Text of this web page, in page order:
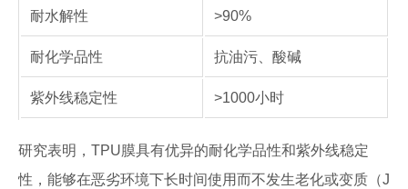
耐水解性 >90%
耐化学品性 抗油污、酸碱
紫外线稳定性 >1000小时
研究表明，TPU膜具有优异的耐化学品性和紫外线稳定
性，能够在恶劣环境下长时间使用而不发生老化或变质（J